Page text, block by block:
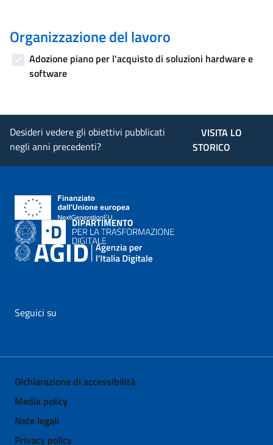
Organizzazione del lavoro
Adozione piano per l'acquisto di soluzioni hardware e
software
Desideri vedere gli obiettivi pubblicati
negli anni precedenti?
VISITA LO
STORICO
Seguici su
Dichiarazione di accessibilità
Media policy
Note legali
Privacy policy